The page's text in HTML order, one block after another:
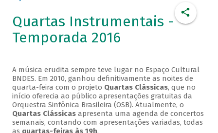
Quartas Instrumentais -
Temporada 2016
A música erudita sempre teve lugar no Espaço Cultural
BNDES. Em 2010, ganhou definitivamente as noites de
quarta-feira com o projeto Quartas Clássicas, que no
início oferecia ao público apresentações gratuitas da
Orquestra Sinfônica Brasileira (OSB). Atualmente, o
Quartas Clássicasapresenta uma agenda de concertos
semanais, contando com apresentações variadas, todas